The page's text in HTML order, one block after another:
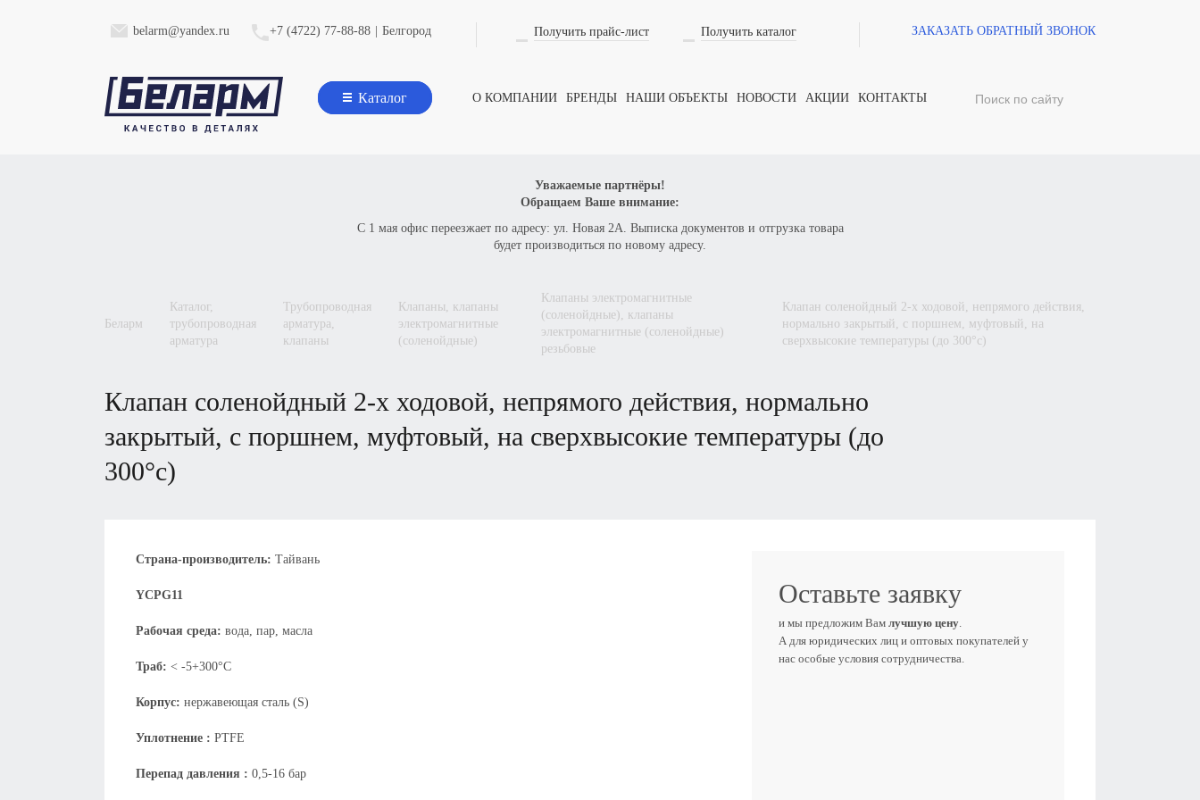
belarm@yandex.ru +7 (4722) 77-88-88 Белгород Получить прайс-лист Получить каталог ЗАКАЗАТЬ ОБРАТНЫЙ ЗВОНОК
Каталог О КОМПАНИИ БРЕНДЫ НАШИ ОБЪЕКТЫ НОВОСТИ АКЦИИ КОНТАКТЫ
Уважаемые партнёры!
Обращаем Ваше внимание:
С 1 мая офис переезжает по адресу: ул. Новая 2А. Выписка документов и отгрузка товара
будет производиться по новому адресу.
беларм
каталог,
трубопроводная
арматура
трубопроводная
арматура,
клапаны
клапаны, клапаны
электромагнитные
(соленойдные)
клапаны электромагнитные
(соленойдные), клапаны
электромагнитные (соленойдные)
резьбовые
клапан соленойдный 2-х ходовой, непрямого действия,
нормально закрытый, с поршнем, муфтовый, на
сверхвысокие температуры (до 300°с)
клапан соленойдный 2-х ходовой, непрямого действия, нормально
закрытый, с поршнем, муфтовый, на сверхвысокие температуры (до
300°с)
Страна-производитель: Тайвань
YCPG11
Рабочая среда: вода, пар, масла
Траб: < -5+300°С
Корпус: нержавеющая сталь (S)
Уплотнение : PTFE
Перепад давления : 0,5-16 бар
Оставьте заявку
и мы предложим Вам лучшую цену.
А для юридических лиц и оптовых покупателей у
нас особые условия сотрудничества.